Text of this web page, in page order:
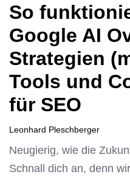
So
Google AI
Strategien
Tools und
für SEO
Leonhard Pleschberger
Neugierig, wie die
Schnall dich an, denn